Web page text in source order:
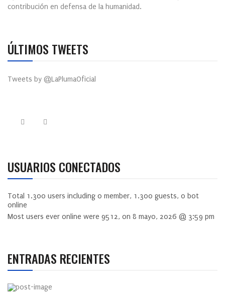
contribución en defensa de la humanidad.
ÚLTIMOS TWEETS
Tweets by @LaPlumaOficial
USUARIOS CONECTADOS
Total 1.300 users including 0 member, 1.300 guests, 0 bot
online
Most users ever online were 9512, on 8 mayo, 2026 @ 3:59 pm
ENTRADAS RECIENTES